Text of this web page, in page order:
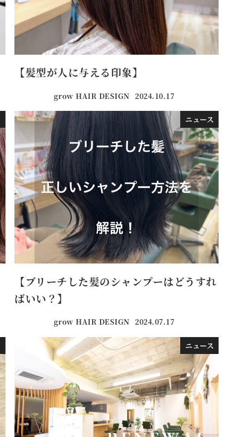
【髪型が人に与える印象】
grow HAIR DESIGN 投稿日
2024.10.17
ニュース
【ブリーチした髪のシャンプーはどうすれ
ばいい？】
grow HAIR DESIGN 投稿日
2024.07.17
ニュース